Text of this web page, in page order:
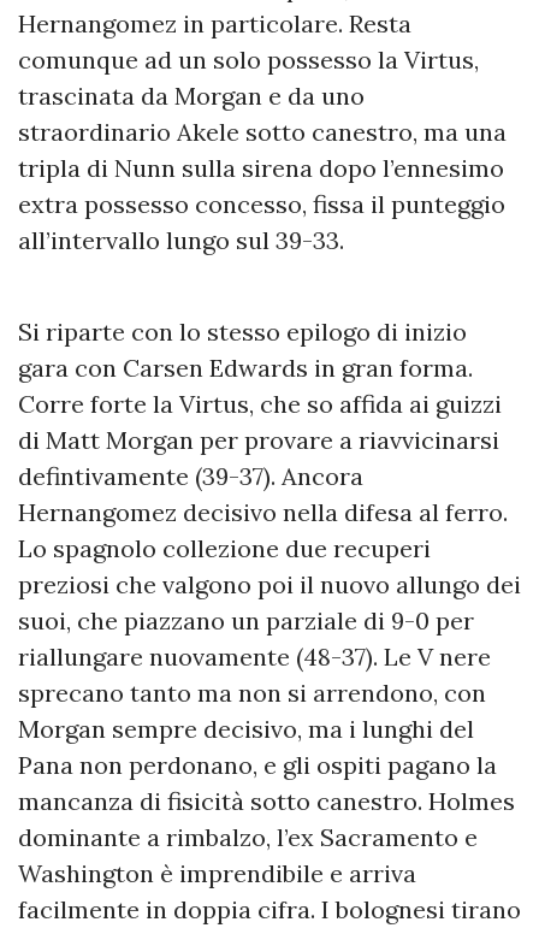
Hernangomez in particolare. Resta
comunque ad un solo possesso la Virtus,
trascinata da Morgan e da uno
straordinario Akele sotto canestro, ma una
tripla di Nunn sulla sirena dopo l’ennesimo
extra possesso concesso, fissa il punteggio
all’intervallo lungo sul 39-33.
Si riparte con lo stesso epilogo di inizio
gara con Carsen Edwards in gran forma.
Corre forte la Virtus, che so affida ai guizzi
di Matt Morgan per provare a riavvicinarsi
defintivamente (39-37). Ancora
Hernangomez decisivo nella difesa al ferro.
Lo spagnolo collezione due recuperi
preziosi che valgono poi il nuovo allungo dei
suoi, che piazzano un parziale di 9-0 per
riallungare nuovamente (48-37). Le V nere
sprecano tanto ma non si arrendono, con
Morgan sempre decisivo, ma i lunghi del
Pana non perdonano, e gli ospiti pagano la
mancanza di fisicità sotto canestro. Holmes
dominante a rimbalzo, l’ex Sacramento e
Washington è imprendibile e arriva
facilmente in doppia cifra. I bolognesi tirano